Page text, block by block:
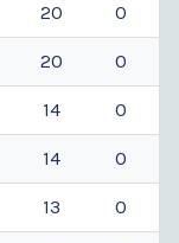
20 0
20 0
14 0
14 0
13 0